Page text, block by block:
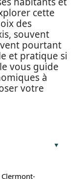
cette
des
souvent
pourtant
et pratique si
vous guide
à
votre